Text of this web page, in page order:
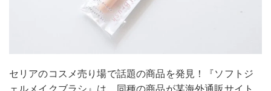
セリアのコスメ売り場で話題の商品を発見！『ソフトジ
ェルメイクブラシ』は、同種の商品が某海外通販サイト